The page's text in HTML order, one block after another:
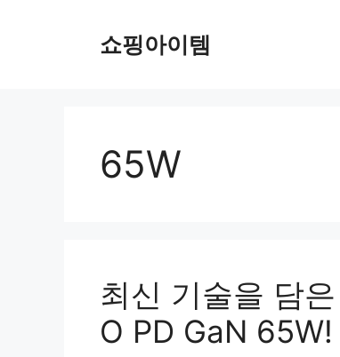
쇼핑아이템
65W
최신 기술을 담
O PD GaN 65W!